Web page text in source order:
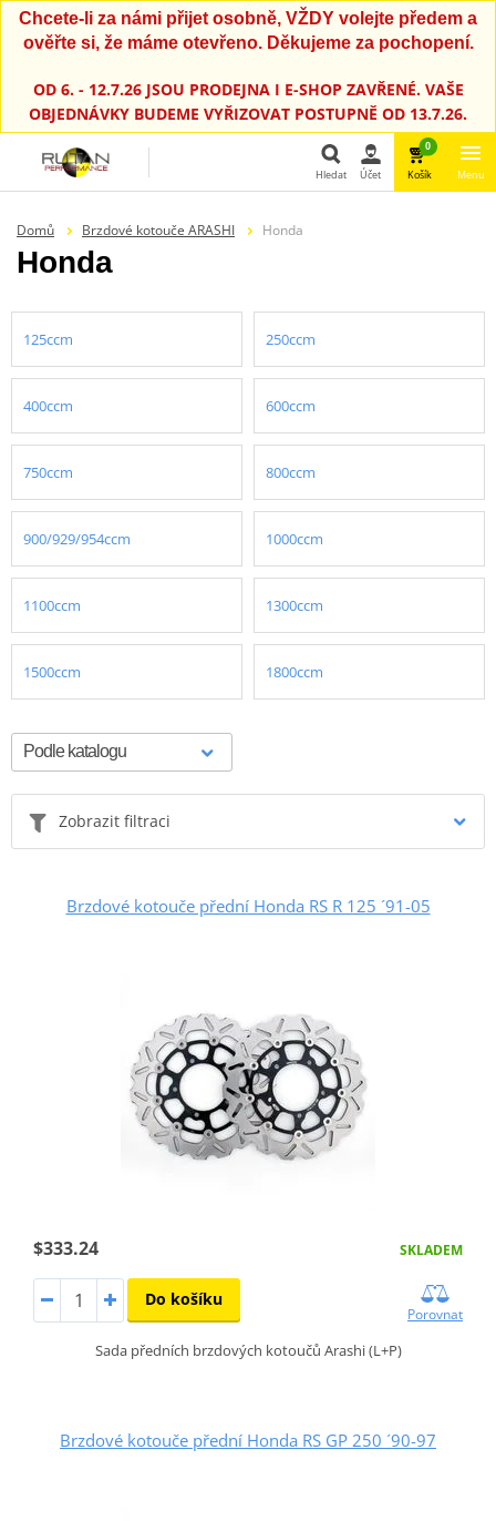
Chcete-li za námi přijet osobně, VŽDY volejte předem a
ověřte si, že máme otevřeno. Děkujeme za pochopení.
OD 6. - 12.7.26 JSOU PRODEJNA I E-SHOP ZAVŘENÉ. VAŠE
OBJEDNÁVKY BUDEME VYŘIZOVAT POSTUPNĚ OD 13.7.26.
Hledat Účet
0
Košík Menu
Domů Brzdové kotouče ARASHI Honda
Honda
125ccm 250ccm
400ccm 600ccm
750ccm 800ccm
900/929/954ccm 1000ccm
1100ccm 1300ccm
1500ccm 1800ccm
Zobrazit filtraci
Brzdové kotouče přední Honda RS R 125 ´91-05
$333.24 SKLADEM
Do košíku
Porovnat
Sada předních brzdových kotoučů Arashi (L+P)
Brzdové kotouče přední Honda RS GP 250 ´90-97